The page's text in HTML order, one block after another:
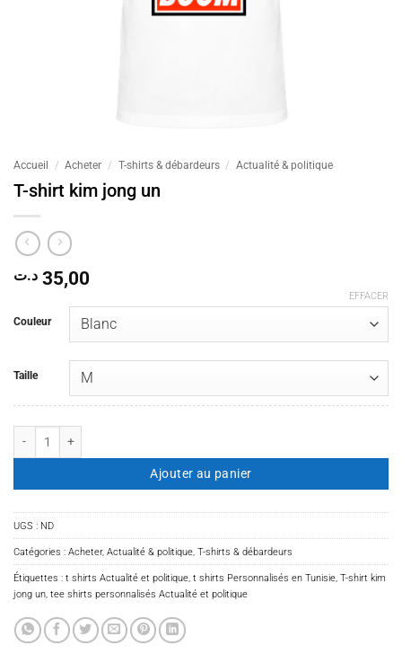
Accueil / Acheter / T-shirts & débardeurs / Actualité & politique
T-shirt kim jong un
35,00 د.ت
Couleur
Taille
EFFACER
Ajouter au panier
UGS : ND
Catégories : Acheter, Actualité & politique, T-shirts & débardeurs
Étiquettes : t shirts Actualité et politique, t shirts Personnalisés en Tunisie, T-shirt kim
jong un, tee shirts personnalisés Actualité et politique